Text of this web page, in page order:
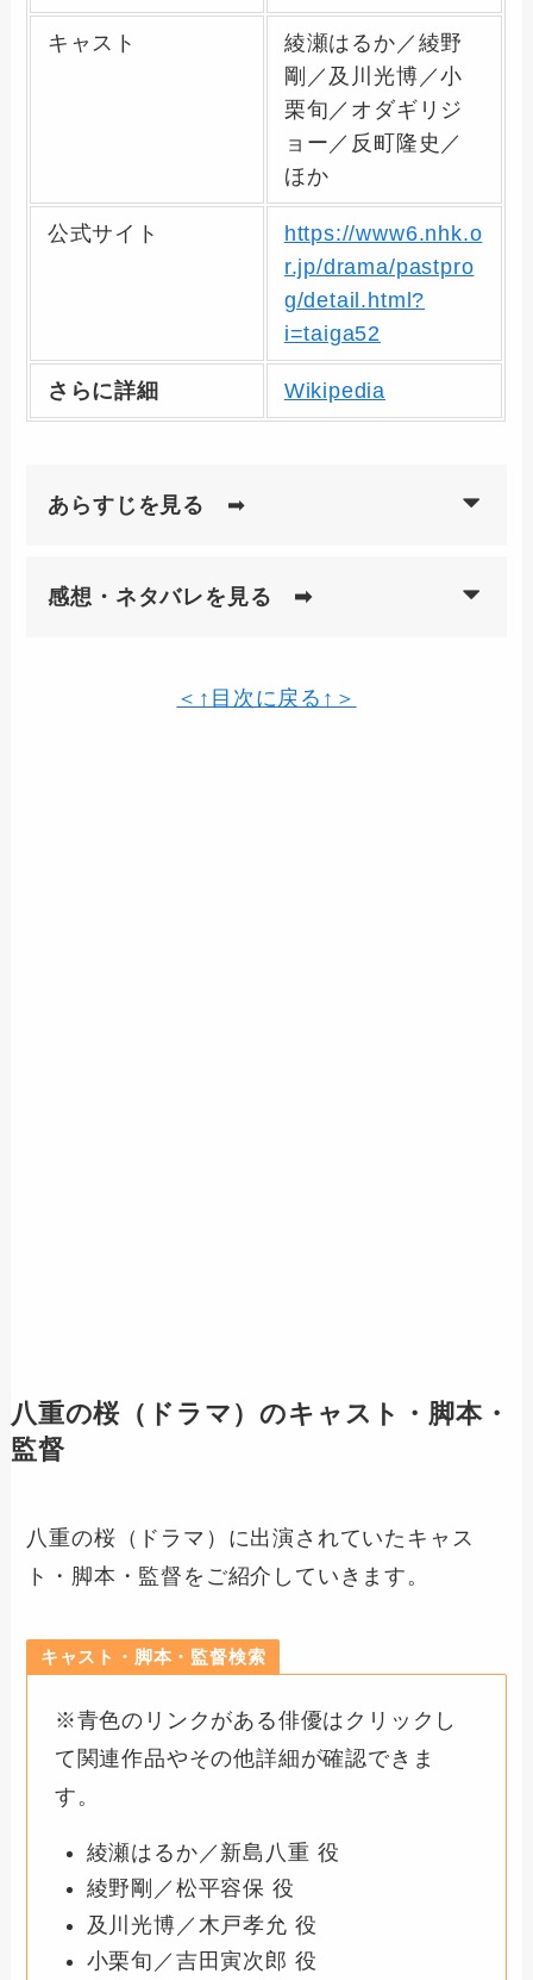
キャスト
綾瀬はるか／綾野
剛／及川光博／小
栗旬／オダギリジ
ョー／反町隆史／
ほか
公式サイト
https://www6.nhk.o
r.jp/drama/pastpro
g/detail.html?
i=taiga52
さらに詳細 Wikipedia
あらすじを見る ➡
感想・ネタバレを見る ➡
＜↑目次に戻る↑＞
八重の桜（ドラマ）のキャスト・脚本・
監督
八重の桜（ドラマ）に出演されていたキャス
ト・脚本・監督をご紹介していきます。
キャスト・脚本・監督検索
※青色のリンクがある俳優はクリックし
て関連作品やその他詳細が確認できま
す。
綾瀬はるか／新島八重 役
綾野剛／松平容保 役
及川光博／木戸孝允 役
小栗旬／吉田寅次郎 役